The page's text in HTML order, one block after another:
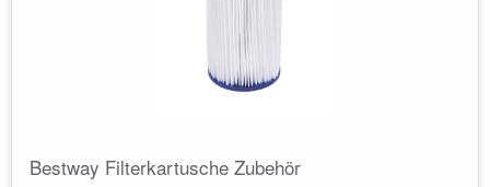
Bestway Filterkartusche Zubehör